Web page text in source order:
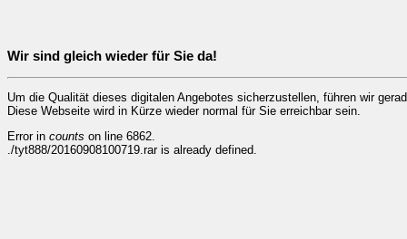
Wir sind gleich wieder für Sie da!
Um die Qualität dieses digitalen Angebotes sicherzustellen, führen wir
Diese Webseite wird in Kürze wieder normal für Sie erreichbar sein.
Error in counts on line 6862.
./tyt888/20160908100719.rar is already defined.